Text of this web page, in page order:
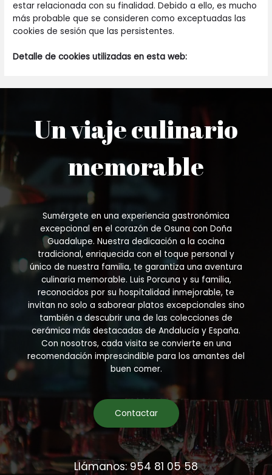
estar relacionada con su finalidad. Debido a ello, es mucho
más probable que se consideren como exceptuadas las
cookies de sesión que las persistentes.
Detalle de cookies utilizadas en esta web:
Un viaje culinario
memorable
Sumérgete en una experiencia gastronómica
excepcional en el corazón de Osuna con Doña
Guadalupe. Nuestra dedicación a la cocina
tradicional, enriquecida con el toque personal y
único de nuestra familia, te garantiza una aventura
culinaria memorable. Luis Porcuna y su familia,
reconocidos por su hospitalidad inmejorable, te
invitan no solo a saborear platos excepcionales sino
también a descubrir una de las colecciones de
cerámica más destacadas de Andalucía y España.
Con nosotros, cada visita se convierte en una
recomendación imprescindible para los amantes del
buen comer.
Contactar
Llámanos: 954 81 05 58